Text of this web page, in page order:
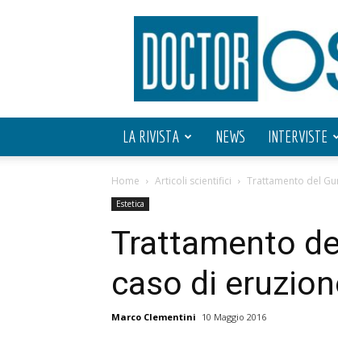
Doctor
OS
LA RIVISTA NEWS INTERVISTE
Home Articoli scientifici Trattamento del
Estetica
Trattamento
caso di
Marco Clementini 10 Maggio 2016